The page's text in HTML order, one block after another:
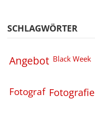
SCHLAGWÖRTER
Angebot Black Week
Fotograf Fotografie